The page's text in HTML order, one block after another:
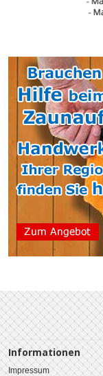
Informationen
Impressum